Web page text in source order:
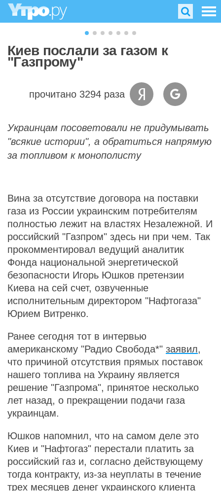
Киев послали за газом к
"Газпрому"
прочитано 3294 раза
Украинцам посоветовали не придумывать
"всякие истории", а обратиться напрямую
за топливом к монополисту
Вина за отсутствие договора на поставки
газа из России украинским потребителям
полностью лежит на властях Незалежной. И
российский "Газпром" здесь ни при чем. Так
прокомментировал ведущий аналитик
Фонда национальной энергетической
безопасности Игорь Юшков претензии
Киева на сей счет, озвученные
исполнительным директором "Нафтогаза"
Юрием Витренко.
Ранее сегодня тот в интервью
американскому "Радио Свобода*" заявил,
что причиной отсутствия прямых поставок
нашего топлива на Украину является
решение "Газпрома", принятое несколько
лет назад, о прекращении подачи газа
украинцам.
Юшков напомнил, что на самом деле это
Киев и "Нафтогаз" перестали платить за
российский газ и, согласно действующему
тогда контракту, из-за неуплаты в течение
трех месяцев денег украинского клиента